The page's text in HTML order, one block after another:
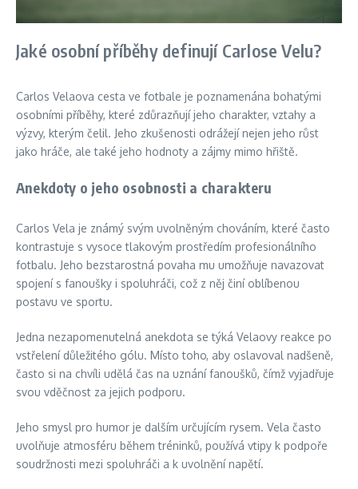
Jaké osobní příběhy definují Carlose Velu?
Carlos Velaova cesta ve fotbale je poznamenána bohatými
osobními příběhy, které zdůrazňují jeho charakter, vztahy a
výzvy, kterým čelil. Jeho zkušenosti odrážejí nejen jeho růst
jako hráče, ale také jeho hodnoty a zájmy mimo hřiště.
Anekdoty o jeho osobnosti a charakteru
Carlos Vela je známý svým uvolněným chováním, které často
kontrastuje s vysoce tlakovým prostředím profesionálního
fotbalu. Jeho bezstarostná povaha mu umožňuje navazovat
spojení s fanoušky i spoluhráči, což z něj činí oblíbenou
postavu ve sportu.
Jedna nezapomenutelná anekdota se týká Velaovy reakce po
vstřelení důležitého gólu. Místo toho, aby oslavoval nadšeně,
často si na chvíli udělá čas na uznání fanoušků, čímž vyjadřuje
svou vděčnost za jejich podporu.
Jeho smysl pro humor je dalším určujícím rysem. Vela často
uvolňuje atmosféru během tréninků, používá vtipy k podpoře
soudržnosti mezi spoluhráči a k uvolnění napětí.